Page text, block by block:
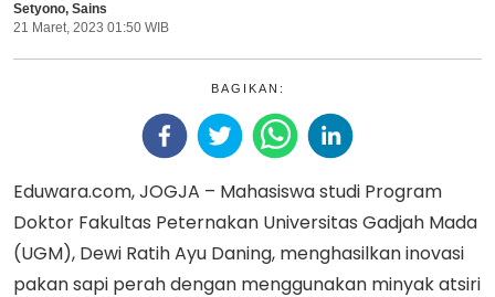
Setyono, Sains
21 Maret, 2023 01:50 WIB
BAGIKAN:
Eduwara.com, JOGJA – Mahasiswa studi Program
Doktor Fakultas Peternakan Universitas Gadjah Mada
(UGM), Dewi Ratih Ayu Daning, menghasilkan inovasi
pakan sapi perah dengan menggunakan minyak atsiri